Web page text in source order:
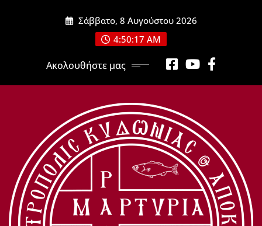
Σάββατο, 8 Αυγούστου 2026
4:50:19 AM
Ακολουθήστε μας